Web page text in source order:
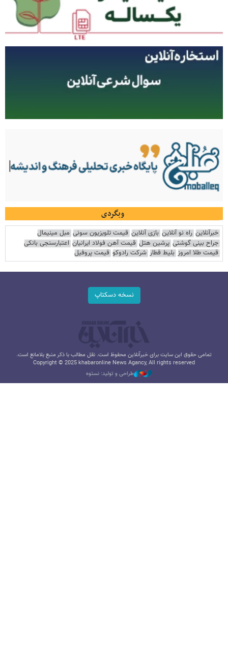
وبگردی
خبرآنلاین راه نو آنلاین بازی آنلاین قیمت تلویزیون سونی مبل مینیمال
جراح بینی گوشتی پرشین هتل قیمت آهن فولاد ایرانیان اعتبارسنجی بانکی
قیمت طلا امروز بلیط قطار شرکت رادوکو قیمت پروفیل
نسخه دسکتاپ
تمامی حقوق این سایت برای خبرآنلاین محفوظ است. نقل مطالب با ذکر منبع بلامانع است.
Copyright © 2025 khabaronline News Agancy, All rights reserved
طراحی و تولید: نستوه